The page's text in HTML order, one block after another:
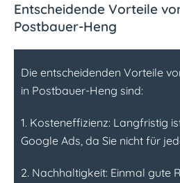
Entscheidende Vorteile
Postbauer-Heng
Die entscheidenden Vorteile
in Postbauer-Heng sind:
1. Kosteneffizienz: Langfristig
Google Ads, da Sie nicht für
2. Nachhaltigkeit: Einmal gute